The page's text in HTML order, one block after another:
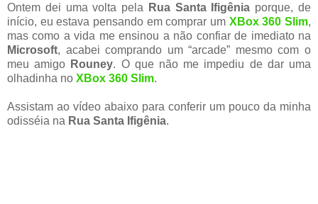
Ontem dei uma volta pela Rua Santa Ifigênia porque, de
início, eu estava pensando em comprar um XBox 360 Slim,
mas como a vida me ensinou a não confiar de imediato na
Microsoft, acabei comprando um “arcade” mesmo com o
meu amigo Rouney. O que não me impediu de dar uma
olhadinha no XBox 360 Slim.
Assistam ao vídeo abaixo para conferir um pouco da minha
odisséia na Rua Santa Ifigênia.